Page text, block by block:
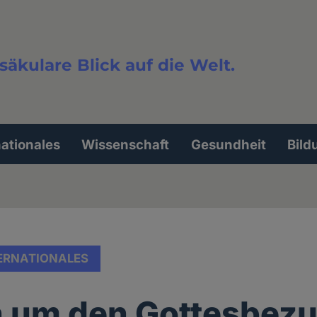
Blick auf die Welt.
Wissenschaft Gesundheit